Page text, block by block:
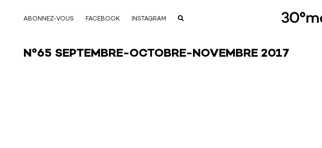
ABONNEZ-VOUS FACEBOOK INSTAGRAM
N°65 SEPTEMBRE-OCTOBRE-NOVEMBRE 2017